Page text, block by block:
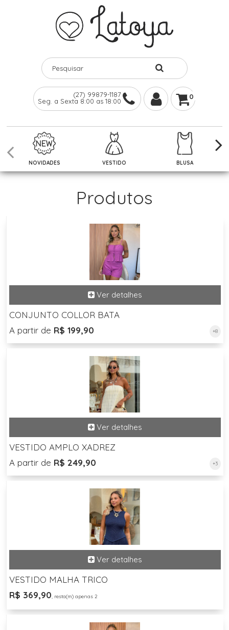
(27) 99879-1187
Seg. a Sexta 8:00 as 18:00
0
NOVIDADES VESTIDO BLUSA
Produtos
CONJUNTO COLLOR BATA
A partir de R$ 199,90 +8
VESTIDO AMPLO XADREZ
A partir de R$ 249,90 +3
VESTIDO MALHA TRICO
R$ 369,90, resta(m) apenas 2